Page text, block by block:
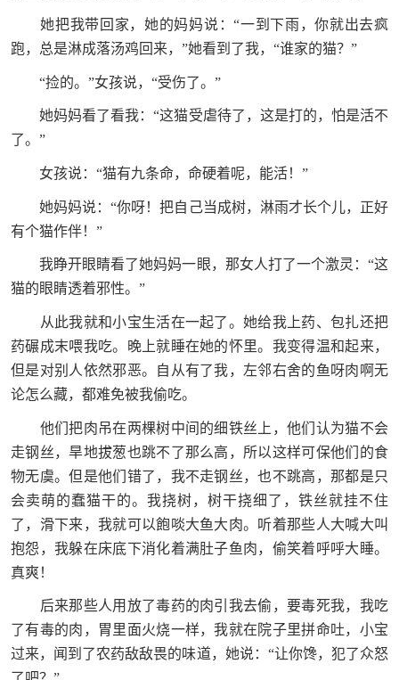
她把我带回家，她的妈妈说：“一到下雨，你就出去疯
跑，总是淋成落汤鸡回来，”她看到了我，“谁家的猫？”
“捡的。”女孩说，“受伤了。”
她妈妈看了看我：“这猫受虐待了，这是打的，怕是活不
了。”
女孩说：“猫有九条命，命硬着呢，能活！”
她妈妈说：“你呀！把自己当成树，淋雨才长个儿，正好
有个猫作伴！”
我睁开眼睛看了她妈妈一眼，那女人打了一个激灵：“这
猫的眼睛透着邪性。”
从此我就和小宝生活在一起了。她给我上药、包扎还把
药碾成末喂我吃。晚上就睡在她的怀里。我变得温和起来，
但是对别人依然邪恶。自从有了我，左邻右舍的鱼呀肉啊无
论怎么藏，都难免被我偷吃。
他们把肉吊在两棵树中间的细铁丝上，他们认为猫不会
走钢丝，旱地拔葱也跳不了那么高，所以这样可保他们的食
物无虞。但是他们错了，我不走钢丝，也不跳高，那都是只
会卖萌的蠢猫干的。我挠树，树干挠细了，铁丝就挂不住
了，滑下来，我就可以飽啖大鱼大肉。听着那些人大喊大叫
抱怨，我躲在床底下消化着满肚子鱼肉，偷笑着呼呼大睡。
真爽！
后来那些人用放了毒药的肉引我去偷，要毒死我，我吃
了有毒的肉，胃里面火烧一样，我就在院子里拼命吐，小宝
过来，闻到了农药敌敌畏的味道，她说：“让你馋，犯了众怒